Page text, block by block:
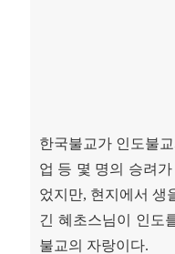
한국불교가 인도불
업 등 몇 명의 승려
었지만, 현지에서 생
긴 혜초스님이 인도
불교의 자랑이다.